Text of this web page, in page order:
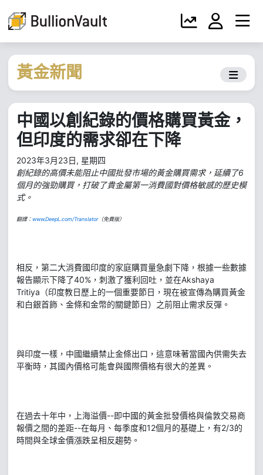
黃金新聞
中國以創紀錄的價格購買黃金，
但印度的需求卻在下降
2023年3月23日, 星期四
創紀錄的高價未能阻止中國批發市場的黃金購買需求，延續了6
個月的強勁購買，打破了貴金屬第一消費國對價格敏感的歷史模
式。
翻譯：www.DeepL.com/Translator（免費版）
相反，第二大消費國印度的家庭購買量急劇下降，根據一些數據
報告顯示下降了40%，刺激了獲利回吐，並在Akshaya
Tritiya（印度教日歷上的一個重要節日，現在被宣傳為購買黃金
和白銀首飾、金條和金幣的關鍵節日）之前阻止需求反彈。
與印度一樣，中國繼續禁止金條出口，這意味著當國內供需失去
平衡時，其國內價格可能會與國際價格有很大的差異。
在過去十年中，上海溢價--即中國的黃金批發價格與倫敦交易商
報價之間的差距--在每月、每季度和12個月的基礎上，有2/3的
時間與全球金價漲跌呈相反趨勢。